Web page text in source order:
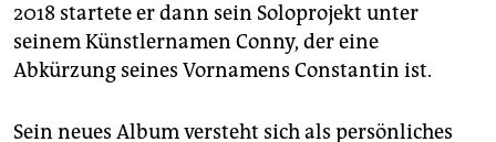
2018 startete er dann sein Soloprojekt unter
seinem Künstlernamen Conny, der eine
Abkürzung seines Vornamens Constantin ist.
Sein neues Album versteht sich als persönliches